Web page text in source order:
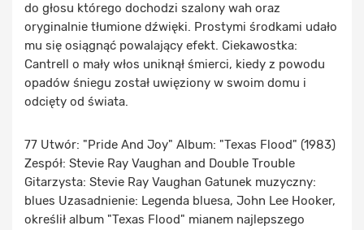
do głosu którego dochodzi szalony wah oraz
oryginalnie tłumione dźwięki. Prostymi środkami udało
mu się osiągnąć powalający efekt. Ciekawostka:
Cantrell o mały włos uniknął śmierci, kiedy z powodu
opadów śniegu został uwięziony w swoim domu i
odcięty od świata.
77 Utwór: "Pride And Joy" Album: "Texas Flood" (1983)
Zespół: Stevie Ray Vaughan and Double Trouble
Gitarzysta: Stevie Ray Vaughan Gatunek muzyczny:
blues Uzasadnienie: Legenda bluesa, John Lee Hooker,
określił album "Texas Flood" mianem najlepszego